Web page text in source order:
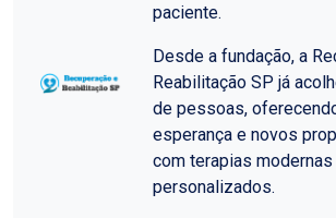
paciente.
Desde a fundação, a
Reabilitação SP já
de pessoas,
esperança e novos
com terapias
personalizados.